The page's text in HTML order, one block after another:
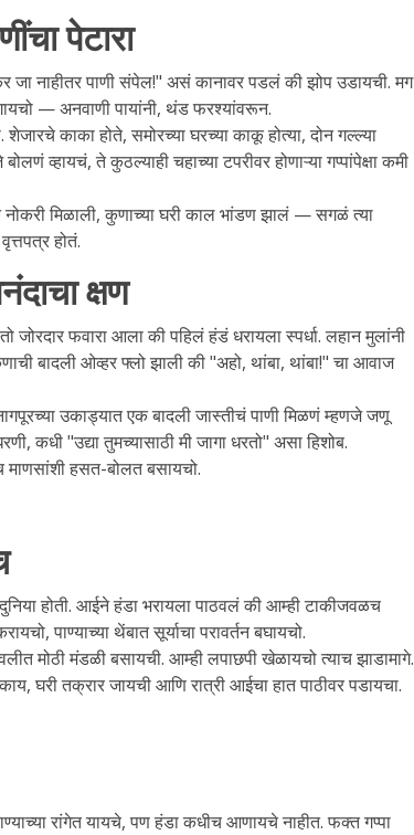
पेटारा
नाहीतर पाणी संपेल!" असं कानावर पडलं की झोप उडायची. मग
— अनवाणी पायांनी, थंड फरश्यांवरून.
काका होते, समोरच्या घरच्या काकू होत्या, दोन गल्ल्या
व्हायचं, ते कुठल्याही चहाच्या टपरीवर होणाऱ्या गप्पांपेक्षा कमी
मिळाली, कुणाच्या घरी काल भांडण झालं — सगळं त्या
होतं.
क्षण
जोरदार फवारा आला की पहिलं हंडं धरायला स्पर्धा. लहान मुलांनी
बादली ओव्हर फ्लो झाली की "अहो, थांबा, थांबा!" चा आवाज
उकाड्यात एक बादली जास्तीचं पाणी मिळणं म्हणजे जणू
कधी "उद्या तुमच्यासाठी मी जागा धरतो" असा हिशोब.
हसत-बोलत बसायचो.
होती. आईने हंडा भरायला पाठवलं की आम्ही टाकीजवळच
पाण्याच्या थेंबात सूर्याचा परावर्तन बघायचो.
मोठी मंडळी बसायची. आम्ही लपाछपी खेळायचो त्याच झाडामागे.
घरी तक्रार जायची आणि रात्री आईचा हात पाठीवर पडायचा.
रांगेत यायचे, पण हंडा कधीच आणायचे नाहीत. फक्त गप्पा